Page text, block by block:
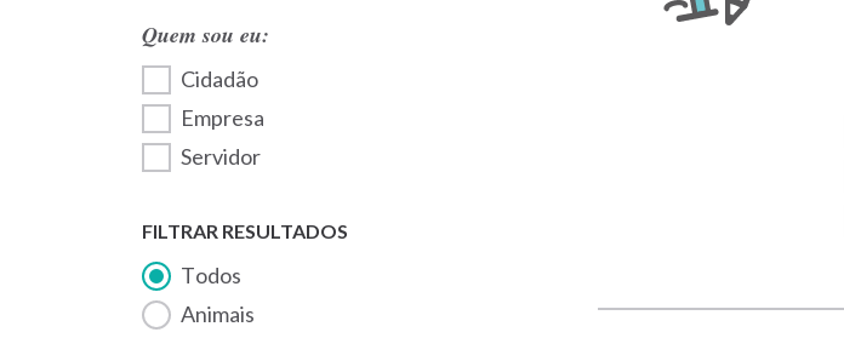
Quem sou eu:
Cidadão
Empresa
Servidor
FILTRAR RESULTADOS
Todos
Animais